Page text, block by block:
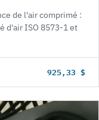
de l'air comprimé :
d'air ISO 8573-1 et
925,33 $